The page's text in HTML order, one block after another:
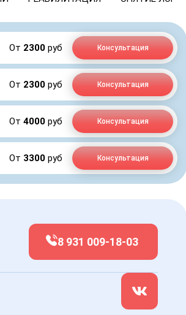
От 2300 руб Консультация
От 2300 руб Консультация
От 4000 руб Консультация
От 3300 руб Консультация
8 931 009-18-03